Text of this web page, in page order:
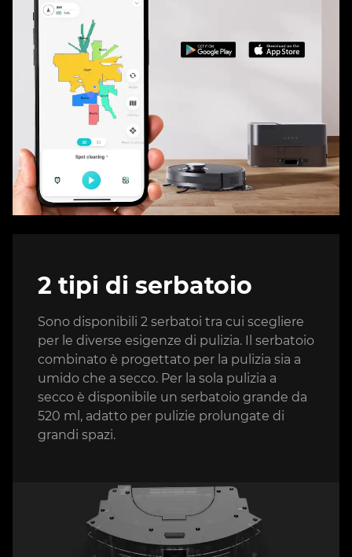
2 tipi di serbatoio
Sono disponibili 2 serbatoi tra cui scegliere
per le diverse esigenze di pulizia. Il serbatoio
combinato è progettato per la pulizia sia a
umido che a secco. Per la sola pulizia a
secco è disponibile un serbatoio grande da
520 ml, adatto per pulizie prolungate di
grandi spazi.